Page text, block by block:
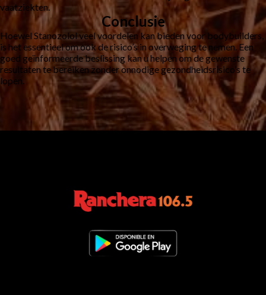
vaatziekten.
Conclusie
Hoewel Stanozolol veel voordelen kan bieden voor bodybuilders,
is het essentieel om ook de risico’s in overweging te nemen. Een
goed geïnformeerde beslissing kan u helpen om de gewenste
resultaten te bereiken zonder onnodige gezondheidsrisico’s te
lopen.